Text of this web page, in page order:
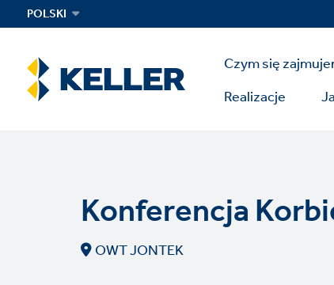
to
content
POLSKI
Main
Menu
Czym się
Realizacje
Konferencja
OWT JONTEK